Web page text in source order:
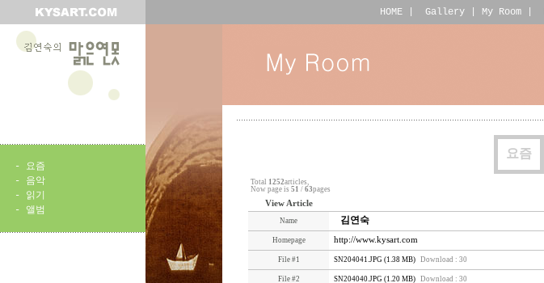
HOME Gallery My Room
-
요즘
-
음악
-
읽기
- 앨범
요즘
Total 1252articles,
Now page is 51 / 63pages
View Article
Name 김연숙
Homepage http://www.kysart.com
File #1 SN204041.JPG (1.38 MB) Download : 30
File #2 SN204040.JPG (1.20 MB) Download : 30